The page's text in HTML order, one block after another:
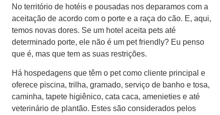
No território de hotéis e pousadas nos deparamos com a
aceitação de acordo com o porte e a raça do cão. E, aqui,
temos novas dores. Se um hotel aceita pets até
determinado porte, ele não é um pet friendly? Eu penso
que é, mas que tem as suas restrições.
Há hospedagens que têm o pet como cliente principal e
oferece piscina, trilha, gramado, serviço de banho e tosa,
caminha, tapete higiênico, cata caca, amenieties e até
veterinário de plantão. Estes são considerados pelos